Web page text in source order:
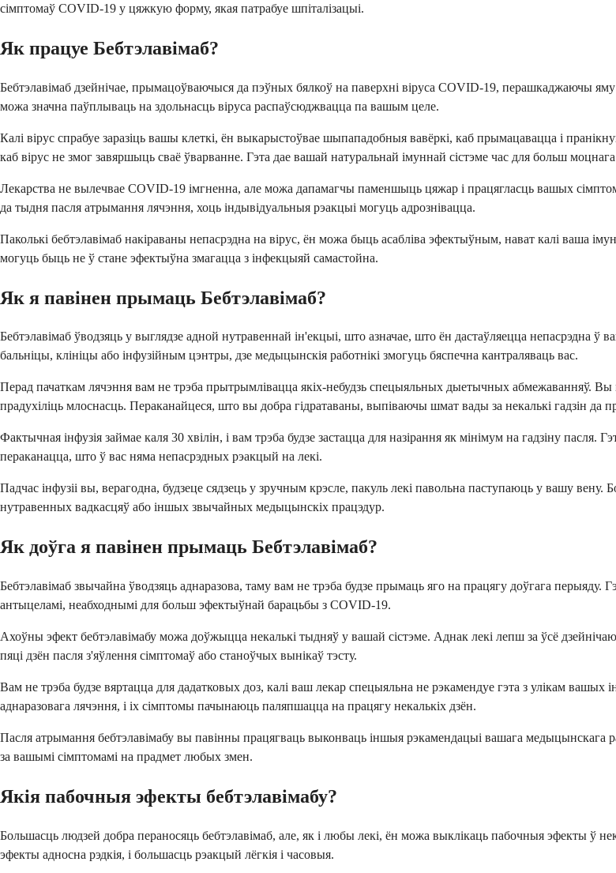
сімптомаў COVID-19 у цяжкую форму, якая патрабуе шпіталізацыі.
Як працуе Бебтэлавімаб?
Бебтэлавімаб дзейнічае, прымацоўваючыся да пэўных бялкоў на паверхні віруса COVID-19, перашкаджаючы
можа значна паўплываць на здольнасць віруса распаўсюджвацца па вашым целе.
Калі вірус спрабуе заразіць вашы клеткі, ён выкарыстоўвае шыпападобныя вавёркі, каб прымацавацца і
каб вірус не змог завяршыць сваё ўварванне. Гэта дае вашай натуральнай імуннай сістэме час для больш моцнага
Лекарства не вылечвае COVID-19 імгненна, але можа дапамагчы паменшыць цяжар і працягласць вашых
да тыдня пасля атрымання лячэння, хоць індывідуальныя рэакцыі могуць адрознівацца.
Паколькі бебтэлавімаб накіраваны непасрэдна на вірус, ён можа быць асабліва эфектыўным, нават калі ваша
могуць быць не ў стане эфектыўна змагацца з інфекцыяй самастойна.
Як я павінен прымаць Бебтэлавімаб?
Бебтэлавімаб ўводзяць у выглядзе адной нутравеннай ін'екцыі, што азначае, што ён дастаўляецца непасрэдна
бальніцы, клініцы або інфузійным цэнтры, дзе медыцынскія работнікі змогуць бяспечна кантраляваць вас.
Перад пачаткам лячэння вам не трэба прытрымлівацца якіх-небудзь спецыяльных дыетычных абмежаванняў. Вы
прадухіліць млоснасць. Пераканайцеся, што вы добра гідратаваны, выпіваючы шмат вады за некалькі гадзін да
Фактычная інфузія займае каля 30 хвілін, і вам трэба будзе застацца для назірання як мінімум на гадзіну
пераканацца, што ў вас няма непасрэдных рэакцый на лекі.
Падчас інфузіі вы, верагодна, будзеце сядзець у зручным крэсле, пакуль лекі павольна паступаюць у вашу
нутравенных вадкасцяў або іншых звычайных медыцынскіх працэдур.
Як доўга я павінен прымаць Бебтэлавімаб?
Бебтэлавімаб звычайна ўводзяць аднаразова, таму вам не трэба будзе прымаць яго на працягу доўгага перыяду.
антыцеламі, неабходнымі для больш эфектыўнай барацьбы з COVID-19.
Ахоўны эфект бебтэлавімабу можа доўжыцца некалькі тыдняў у вашай сістэме. Аднак лекі лепш за ўсё
пяці дзён пасля з'яўлення сімптомаў або станоўчых вынікаў тэсту.
Вам не трэба будзе вяртацца для дадатковых доз, калі ваш лекар спецыяльна не рэкамендуе гэта з улікам
аднаразовага лячэння, і іх сімптомы пачынаюць паляпшацца на працягу некалькіх дзён.
Пасля атрымання бебтэлавімабу вы павінны працягваць выконваць іншыя рэкамендацыі вашага медыцынскага
за вашымі сімптомамі на прадмет любых змен.
Якія пабочныя эфекты бебтэлавімабу?
Большасць людзей добра пераносяць бебтэлавімаб, але, як і любы лекі, ён можа выклікаць пабочныя эфекты ў
эфекты адносна рэдкія, і большасць рэакцый лёгкія і часовыя.